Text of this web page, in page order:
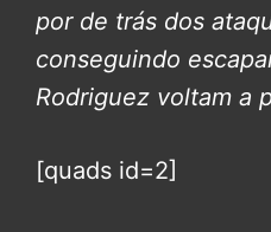
por de trás dos
conseguindo
Rodriguez voltam a
[quads id=2]